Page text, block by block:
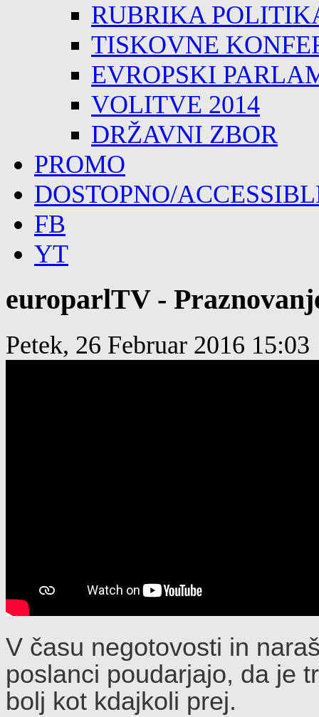
RUBRIKA
TISKOVNE
EVROPSKI
VOLITVE 2014
DRŽAVNI ZBOR
PROMO
DOSTOPNO/
FB
YT
europarlTV -
Petek, 26 Februar 2016 15:03
V času negotovosti in
poslanci poudarjajo, da je
bolj kot kdajkoli prej.